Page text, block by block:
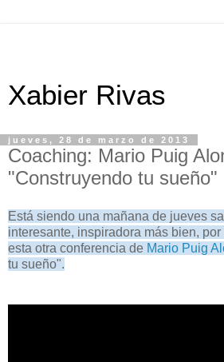
Xabier Rivas
jueves, 28 de marzo de 2013
Coaching: Mario Puig
"Construyendo tu sueño"
Está siendo una mañana de jueves
interesante, inspiradora más bien,
esta otra conferencia de Mario Puig
tu sueño".